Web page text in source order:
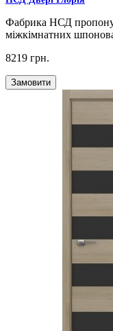
Фабрика НСД
міжкімнатних
8219 грн.
Замовити